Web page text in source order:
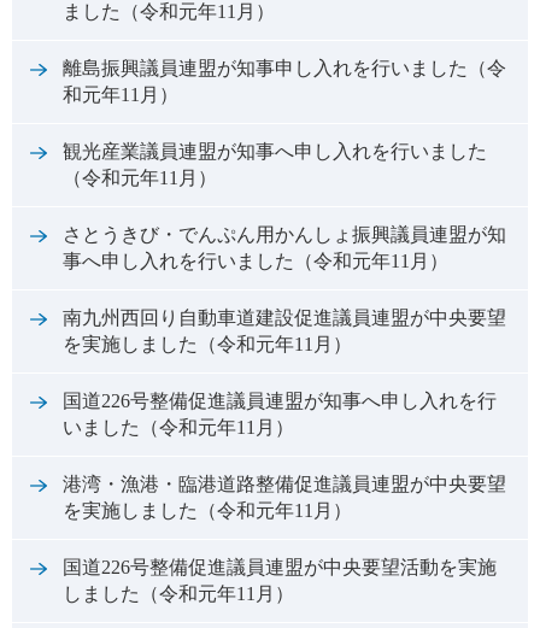
ました（令和元年11月）
離島振興議員連盟が知事申し入れを行いました（令
和元年11月）
観光産業議員連盟が知事へ申し入れを行いました
（令和元年11月）
さとうきび・でんぷん用かんしょ振興議員連盟が知
事へ申し入れを行いました（令和元年11月）
南九州西回り自動車道建設促進議員連盟が中央要望
を実施しました（令和元年11月）
国道226号整備促進議員連盟が知事へ申し入れを行
いました（令和元年11月）
港湾・漁港・臨港道路整備促進議員連盟が中央要望
を実施しました（令和元年11月）
国道226号整備促進議員連盟が中央要望活動を実施
しました（令和元年11月）